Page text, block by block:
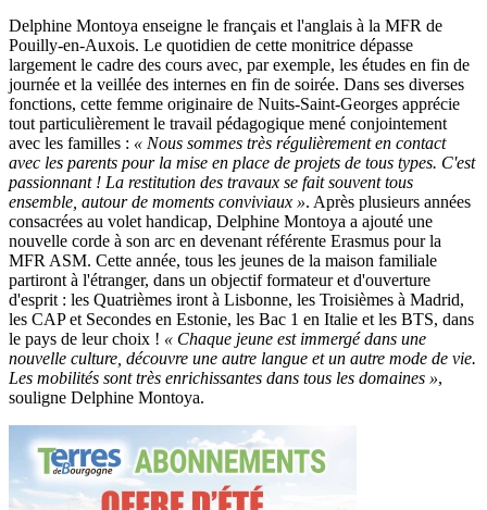
Delphine Montoya enseigne le français et l'anglais à la MFR de
Pouilly-en-Auxois. Le quotidien de cette monitrice dépasse
largement le cadre des cours avec, par exemple, les études en fin de
journée et la veillée des internes en fin de soirée. Dans ses diverses
fonctions, cette femme originaire de Nuits-Saint-Georges apprécie
tout particulièrement le travail pédagogique mené conjointement
avec les familles : « Nous sommes très régulièrement en contact
avec les parents pour la mise en place de projets de tous types. C'est
passionnant ! La restitution des travaux se fait souvent tous
ensemble, autour de moments conviviaux ». Après plusieurs années
consacrées au volet handicap, Delphine Montoya a ajouté une
nouvelle corde à son arc en devenant référente Erasmus pour la
MFR ASM. Cette année, tous les jeunes de la maison familiale
partiront à l'étranger, dans un objectif formateur et d'ouverture
d'esprit : les Quatrièmes iront à Lisbonne, les Troisièmes à Madrid,
les CAP et Secondes en Estonie, les Bac 1 en Italie et les BTS, dans
le pays de leur choix ! « Chaque jeune est immergé dans une
nouvelle culture, découvre une autre langue et un autre mode de vie.
Les mobilités sont très enrichissantes dans tous les domaines »,
souligne Delphine Montoya.